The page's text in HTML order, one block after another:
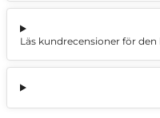
Läs kundrecensioner för